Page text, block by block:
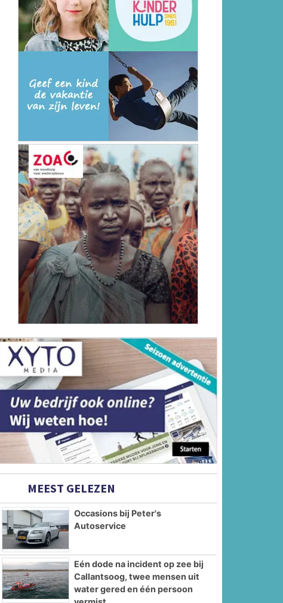
MEEST GELEZEN
Occasions bij Peter's
Autoservice
Eén dode na incident op zee bij
Callantsoog, twee mensen uit
water gered en één persoon